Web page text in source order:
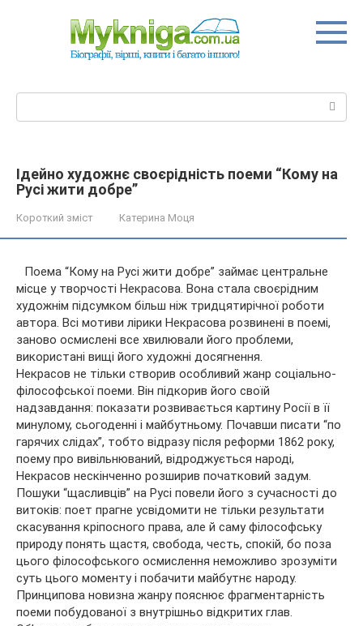
Ідейно художнє своєрідність поеми “Кому на
Русі жити добре”
Короткий зміст Катерина Моця
Поема “Кому на Русі жити добре” займає центральне
місце у творчості Некрасова. Вона стала своєрідним
художнім підсумком більш ніж тридцятирічної роботи
автора. Всі мотиви лірики Некрасова розвинені в поемі,
заново осмислені все хвилювали його проблеми,
використані вищі його художні досягнення.
Некрасов не тільки створив особливий жанр соціально-
філософської поеми. Він підкорив його своїй
надзавдання: показати розвивається картину Росії в її
минулому, сьогоденні і майбутньому. Почавши писати “по
гарячих слідах”, тобто відразу після реформи 1862 року,
поему про вивільнюваний, відроджується народі,
Некрасов нескінченно розширив початковий задум.
Пошуки “щасливців” на Русі повели його з сучасності до
витоків: поет прагне усвідомити не тільки результати
скасування кріпосного права, але й саму філософську
природу понять щастя, свобода, честь, спокій, бо поза
цього філософського осмислення неможливо зрозуміти
суть цього моменту і побачити майбутнє народу.
Принципова новизна жанру пояснює фрагментарність
поеми побудованої з внутрішньо відкритих глав.